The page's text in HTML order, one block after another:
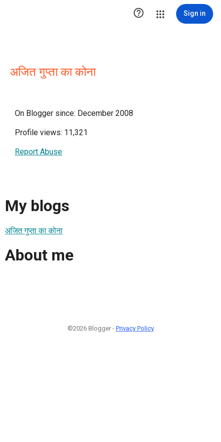
 Sign in
अजित गुप्ता का कोना
On Blogger since: December 2008
Profile views: 11,321
Report Abuse
My blogs
अजित गुप्‍ता का कोना
About me
©2026 Blogger - Privacy Policy